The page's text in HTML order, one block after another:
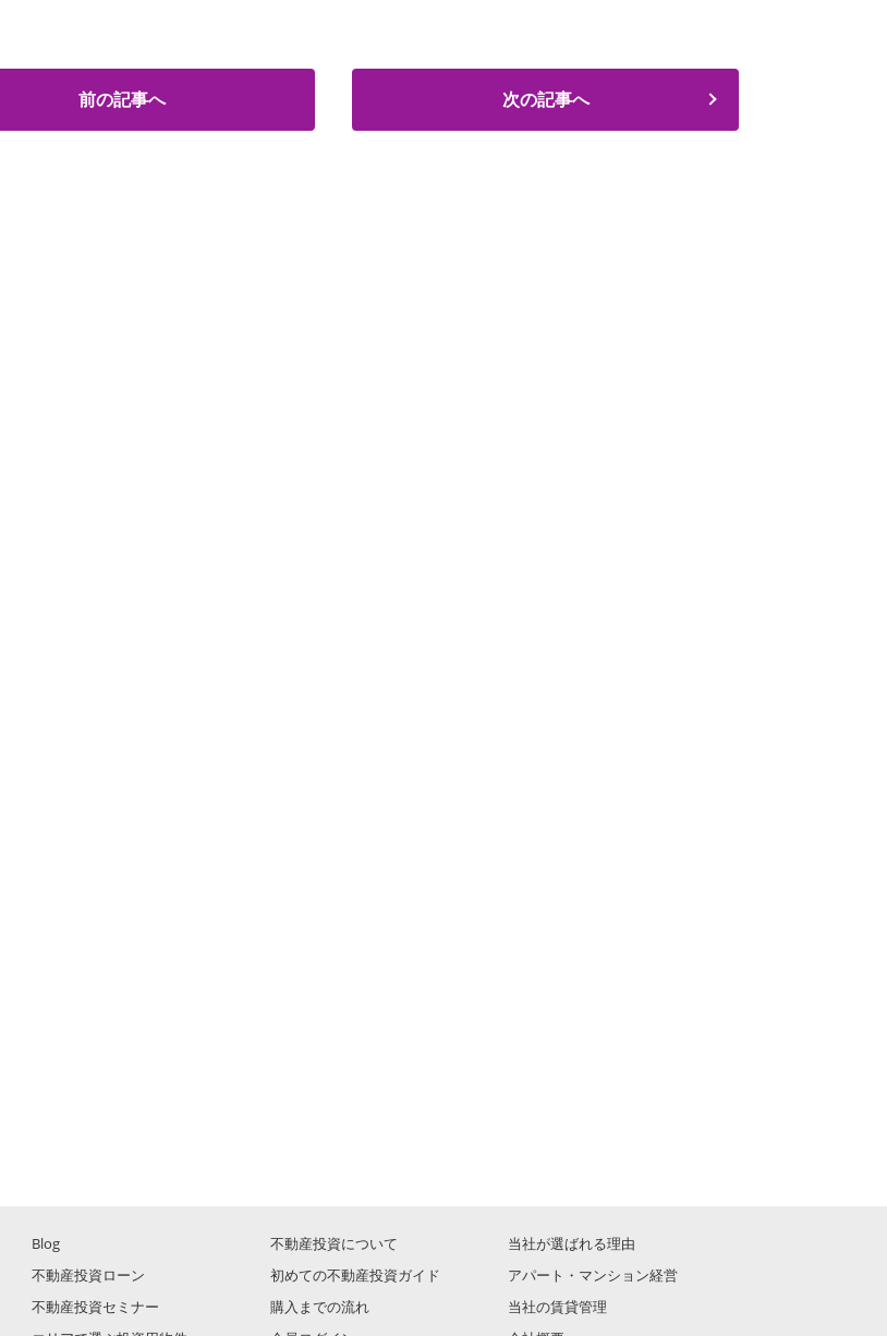
前の記事へ 次の記事へ
Blog 不動産投資について
当社が選ばれる理由
不動産投資ローン 初めての不動産投資ガイド
アパート・マンション経営
不動産投資セミナー 購入までの流れ
当社の賃貸管理